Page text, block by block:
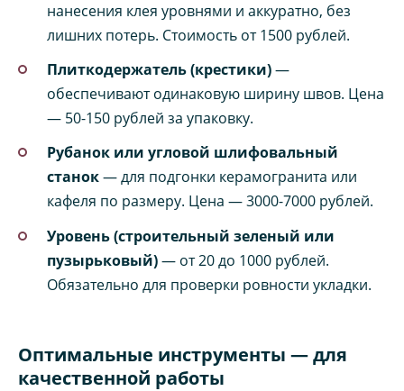
нанесения клея уровнями и аккуратно, без
лишних потерь. Стоимость от 1500 рублей.
Плиткодержатель (крестики)—
обеспечивают одинаковую ширину швов. Цена
— 50-150 рублей за упаковку.
Рубанок или угловой шлифовальный
станок— для подгонки керамогранита или
кафеля по размеру. Цена — 3000-7000 рублей.
Уровень (строительный зеленый или
пузырьковый)— от 20 до 1000 рублей.
Обязательно для проверки ровности укладки.
Оптимальные инструменты — для
качественной работы